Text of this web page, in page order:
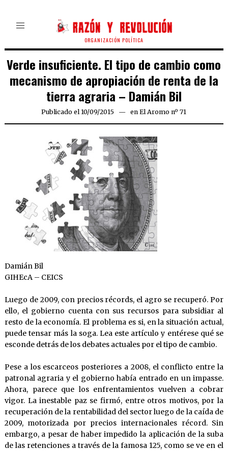
ORGANIZACIÓN POLÍTICA
Verde insuficiente. El tipo de cambio como
mecanismo de apropiación de renta de la
tierra agraria – Damián Bil
Publicado el 10/09/2015 10/09/2015
en El Aromo nº 71
Damián Bil
GIHEcA – CEICS
Luego de 2009, con precios récords, el agro se recuperó. Por
ello, el gobierno cuenta con sus recursos para subsidiar al
resto de la economía. El problema es si, en la situación actual,
puede tensar más la soga. Lea este artículo y entérese qué se
esconde detrás de los debates actuales por el tipo de cambio.
Pese a los escarceos posteriores a 2008, el conflicto entre la
patronal agraria y el gobierno había entrado en un impasse.
Ahora, parece que los enfrentamientos vuelven a cobrar
vigor. La inestable paz se firmó, entre otros motivos, por la
recuperación de la rentabilidad del sector luego de la caída de
2009, motorizada por precios internacionales récord. Sin
embargo, a pesar de haber impedido la aplicación de la suba
de las retenciones a través de la famosa 125, como se ve en el